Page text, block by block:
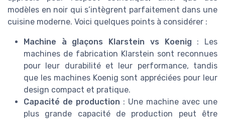
modèles en noir qui s’intègrent parfaitement dans une
cuisine moderne. Voici quelques points à considérer :
Machine à glaçons Klarstein vs Koenig : Les
machines de fabrication Klarstein sont reconnues
pour leur durabilité et leur performance, tandis
que les machines Koenig sont appréciées pour leur
design compact et pratique.
Capacité de production : Une machine avec une
plus grande capacité de production peut être